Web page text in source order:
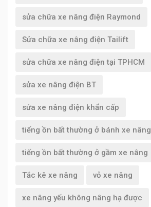
sửa chữa xe nâng điện Raymond
Sửa chữa xe nâng điện Tailift
sửa chữa xe nâng điện tại TPHCM
sửa xe nâng điện BT
sửa xe nâng điện khẩn cấp
tiếng ồn bất thường ở bánh xe nâng
tiếng ồn bất thường ở gầm xe nâng
Tắc kê xe nâng vỏ xe nâng
xe nâng yếu không nâng hạ được